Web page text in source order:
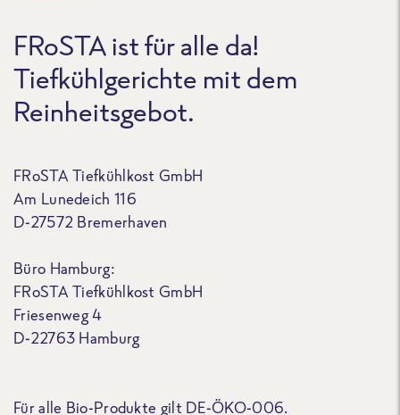
FRoSTA ist für alle da!
Tiefkühlgerichte mit dem
Reinheitsgebot.
FRoSTA Tiefkühlkost GmbH
Am Lunedeich 116
D-27572 Bremerhaven
Büro Hamburg:
FRoSTA Tiefkühlkost GmbH
Friesenweg 4
D-22763 Hamburg
Für alle Bio-Produkte gilt DE-ÖKO-006.